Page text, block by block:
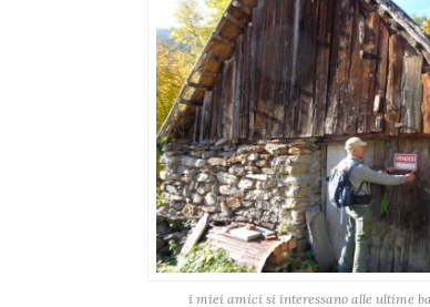
i miei amici si interessano alle ultime